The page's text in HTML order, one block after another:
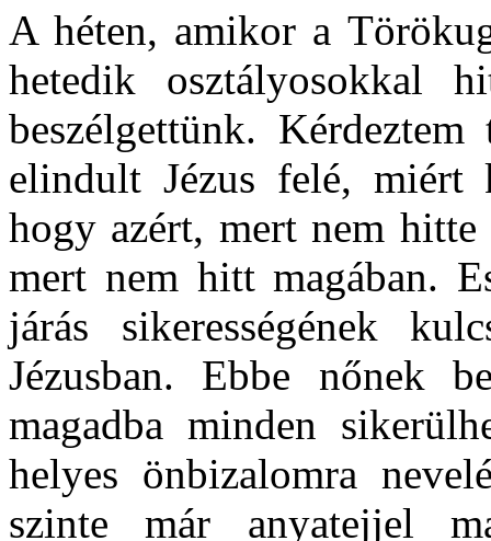
A héten, amikor a
hetedik osztályosokkal
beszélgettünk.
elindult Jézus felé, miért
hogy azért, mert nem
mert nem hitt magában.
járás sikerességének
Jézusban. Ebbe nőnek
magadba minden
helyes önbizalomra
szinte már anyatejjel